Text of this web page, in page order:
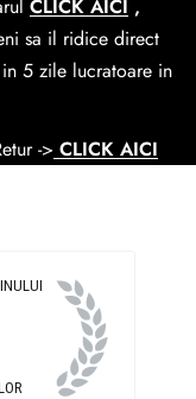
mai mica de
390 lei.
CLICK AICI ,
sa il ridice direct
5 zile lucratoare in
-> CLICK AICI